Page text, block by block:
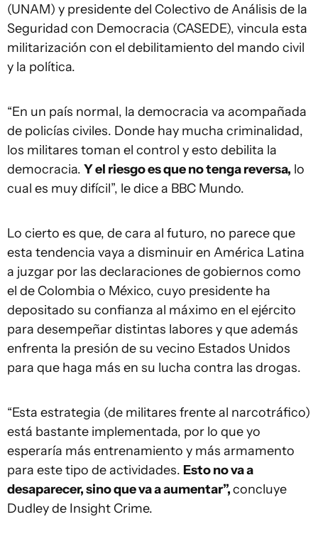
(UNAM) y presidente del Colectivo de Análisis de la
Seguridad con Democracia (CASEDE), vincula esta
militarización con el debilitamiento del mando civil
y la política.
“En un país normal, la democracia va acompañada
de policías civiles. Donde hay mucha criminalidad,
los militares toman el control y esto debilita la
democracia. Y el riesgo es que no tenga reversa, lo
cual es muy difícil”, le dice a BBC Mundo.
Lo cierto es que, de cara al futuro, no parece que
esta tendencia vaya a disminuir en América Latina
a juzgar por las declaraciones de gobiernos como
el de Colombia o México, cuyo presidente ha
depositado su confianza al máximo en el ejército
para desempeñar distintas labores y que además
enfrenta la presión de su vecino Estados Unidos
para que haga más en su lucha contra las drogas.
“Esta estrategia (de militares frente al narcotráfico)
está bastante implementada, por lo que yo
esperaría más entrenamiento y más armamento
para este tipo de actividades. Esto no va a
desaparecer, sino que va a aumentar”,concluye
Dudley de Insight Crime.